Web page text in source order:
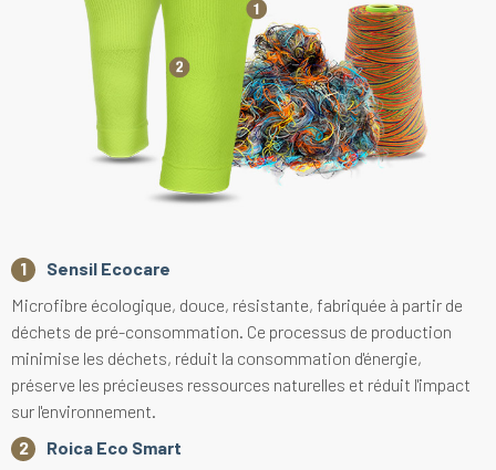
Sensil Ecocare
Microfibre écologique, douce, résistante, fabriquée à partir de
déchets de pré-consommation. Ce processus de production
minimise les déchets, réduit la consommation d'énergie,
préserve les précieuses ressources naturelles et réduit l'impact
sur l'environnement.
Roica Eco Smart